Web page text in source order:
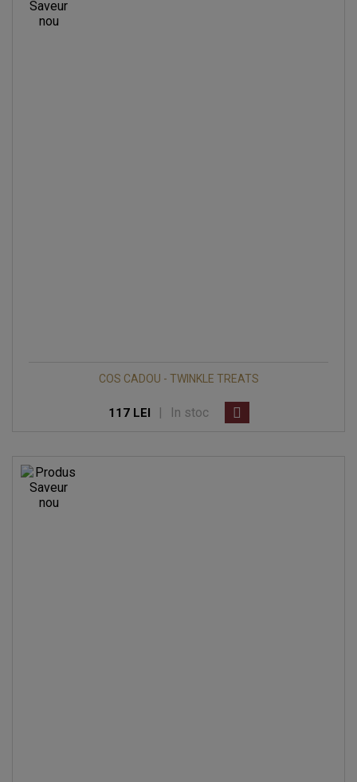
COS CADOU - TWINKLE TREATS
117 LEI In stoc